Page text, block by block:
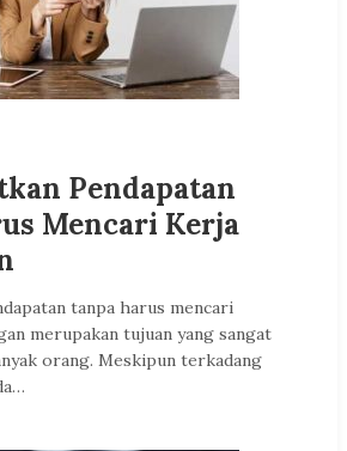
Pendapatan
Mencari Kerja
tanpa harus mencari
merupakan tujuan yang sangat
orang. Meskipun terkadang